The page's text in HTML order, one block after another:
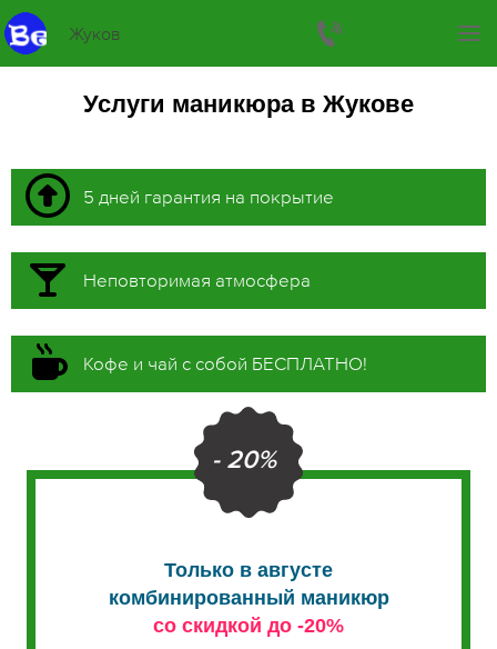
Жуков
Услуги маникюра в Жукове
5 дней гарантия на покрытие
Неповторимая атмосфера
Кофе и чай с собой БЕСПЛАТНО!
- 20%
Только в августе
комбинированный маникюр
со скидкой до -20%